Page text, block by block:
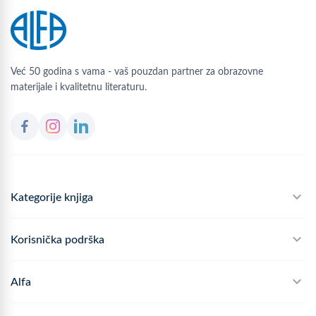
Već 50 godina s vama - vaš pouzdan partner za obrazovne
materijale i kvalitetnu literaturu.
Kategorije knjiga
Školski program
Korisnička podrška
Često postavljana pitanja
Alfa